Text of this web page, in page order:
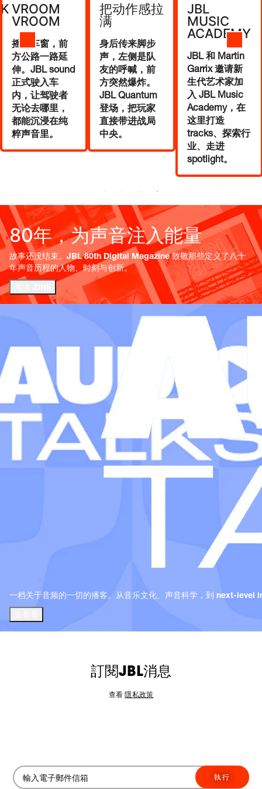
VROOM
VROOM
摇下车窗，前
方公路一路延
伸。JBL sound
正式驶入车
内，让驾驶者
无论去哪里，
都能沉浸在纯
粹声音里。
把动作感拉
满
身后传来脚步
声，左侧是队
友的呼喊，前
方突然爆炸。
JBL Quantum
登场，把玩家
直接带进战局
中央。
JBL
MUSIC
ACADEMY
JBL 和 Martin
Garrix 邀请新
生代艺术家加
入 JBL Music
Academy，在
这里打造
tracks、探索行
业、走进
spotlight。
80年，为声音注入能量
故事还没结束。JBL 80th Digital Magazine 致敬那些定义了八十
年声音历程的人物、时刻与创新。
一档关于音频的一切的播客。从音乐文化、声音科学，到 next-level
訂閱JBL消息
查看隱私政策
執行